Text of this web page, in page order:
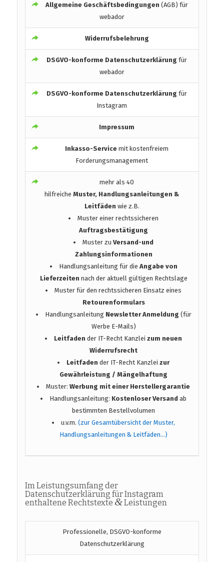
Allgemeine Geschäftsbedingungen (AGB) für
webador
Widerrufsbelehrung
DSGVO-konforme Datenschutzerklärungfür
webador
DSGVO-konforme Datenschutzerklärungfür
Instagram
Impressum
Inkasso-Service mit kostenfreiem
Forderungsmanagement
mehr als 40
hilfreicheMuster, Handlungsanleitungen &
Leitfäden wie z.B.
Muster einer rechtssicheren
Auftragsbestätigung
Muster zuVersand-und
Zahlungsinformationen
Handlungsanleitung für die Angabe von
Lieferzeiten nach der aktuell gültigen Rechtslage
Muster für den rechtssicheren Einsatz eines
Retourenformulars
Handlungsanleitung Newsletter Anmeldung (für
Werbe E-Mails)
Leitfaden der IT-Recht Kanzleizum neuen
Widerrufsrecht
Leitfaden der IT-Recht Kanzleizur
Gewährleistung / Mängelhaftung
Muster:Werbung mit einer Herstellergarantie
Handlungsanleitung: Kostenloser Versand ab
bestimmten Bestellvolumen
u.v.m.(zur Gesamtübersicht der Muster,
Handlungsanleitungen & Leitfäden…)
Im Leistungsumfang der
Datenschutzerklärung für Instagram
enthaltene Rechtstexte &Leistungen
Professionelle, DSGVO-konforme
Datenschutzerklärung